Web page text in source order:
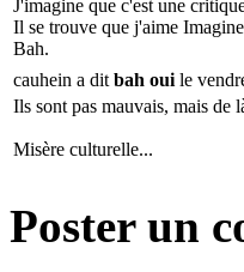
J'imagine que c'est une
Il se trouve que j'aime
Bah.
cauhein a dit bah oui le
Ils sont pas mauvais, mais de
Misère culturelle...
Poster un